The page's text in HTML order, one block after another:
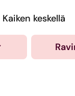
Kauppakeskus
Kaiken keskellä